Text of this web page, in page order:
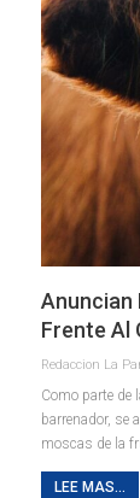
Anuncian
Frente Al
Como parte de
barrenador, se
moscas de la
LEE MAS...